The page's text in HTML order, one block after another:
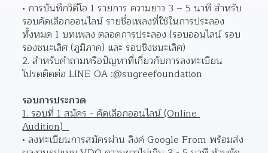
การบันทึกวิดีโอ 1 รายการ ความยาว 3 – 5 นาที สําหรับ
รอบคัดเลือกออนไลน์ รายชื่อเพลงที่ใช้ในการประลอง
ทั้งหมด 1 บทเพลง ตลอดการประลอง (รอบออนไลน์ รอบ
รองชนะเลิศ (ภูมิภาค) และ รอบชิงชนะเลิศ)
2. สําหรับคําถามหรือปัญหาที่เกี่ยวกับการลงทะเบียน
โปรดติดต่อ LINE OA :@sugreefoundation
รอบการประกวด
1. รอบที่ 1 สมัคร - คัดเลือกออนไลน์ (Online
Audition)
ลงทะเบียนการสมัครผ่าน ลิงค์ Google From พร้อมส่ง